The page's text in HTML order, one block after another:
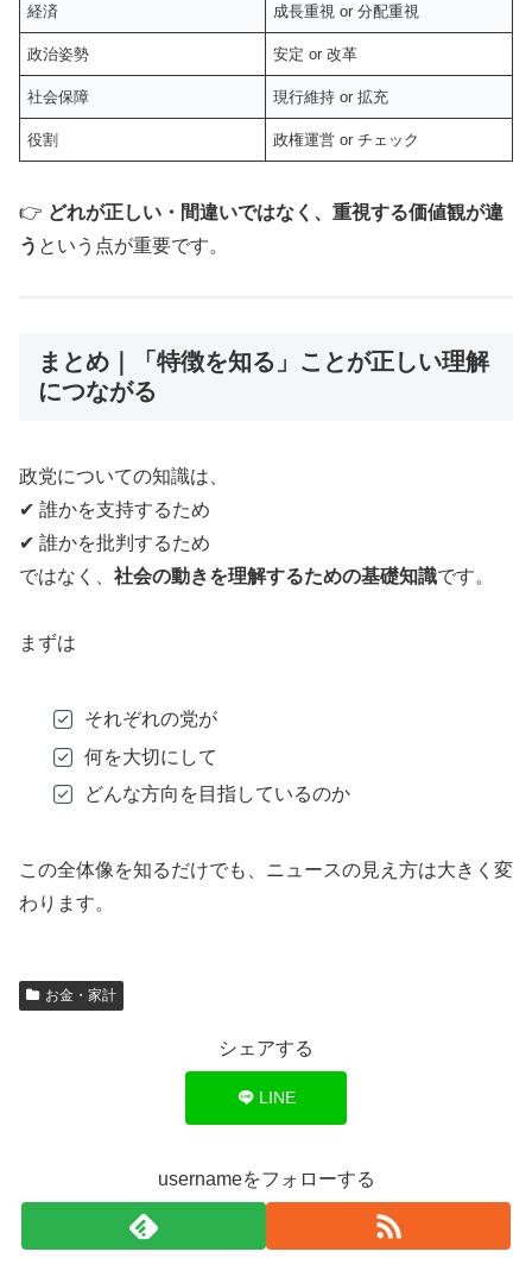
経済 成長重視 or 分配重視
政治姿勢 安定 or 改革
社会保障 現行維持 or 拡充
役割 政権運営 or チェック
👉 どれが正しい・間違いではなく、重視する価値観が違
う という点が重要です。
まとめ｜「特徴を知る」ことが正しい理解
につながる
政党についての知識は、
✔ 誰かを支持するため
✔ 誰かを批判するため
ではなく、 社会の動きを理解するための基礎知識です。
まずは
それぞれの党が
何を大切にして
どんな方向を目指しているのか
この全体像を知るだけでも、ニュースの見え方は大きく変
わります。
お金・家計
シェアする
LINE
usernameをフォローする